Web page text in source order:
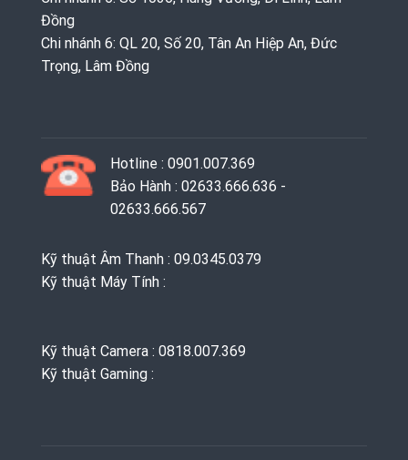
Đồng
Chi nhánh 6: QL 20, Số 20, Tân An Hiệp An, Đức
Trọng, Lâm Đồng
Hotline : 0901.007.369
Bảo Hành : 02633.666.636 -
02633.666.567
Kỹ thuật Âm Thanh : 09.0345.0379
Kỹ thuật Máy Tính :
Kỹ thuật Camera : 0818.007.369
Kỹ thuật Gaming ‭: ‬